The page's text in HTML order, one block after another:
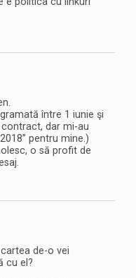
între 1 iunie şi
dar mi-au
pentru mine.)
o să profit de
de-o vei
cu el?